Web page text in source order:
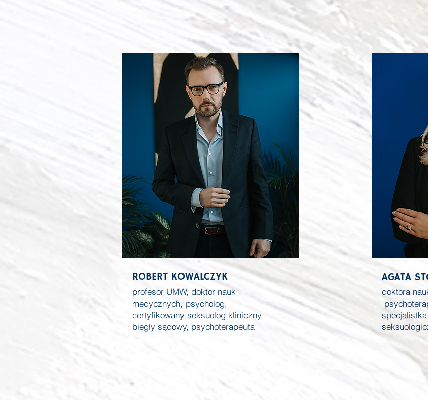
ROBERT KOWALCZYK
profesor UMW, doktor nauk
medycznych, psycholog,
certyfikowany seksuolog kliniczny,
biegły sądowy, psychoterapeuta
AGATA
doktora